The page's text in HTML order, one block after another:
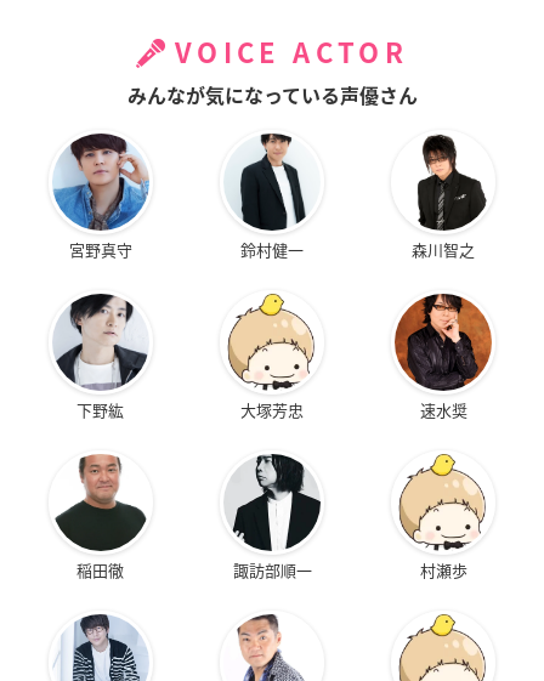
VOICE ACTOR
みんなが気になっている声優さん
宮野真守 鈴村健一 森川智之
下野紘 大塚芳忠 速水奨
稲田徹 諏訪部順一 村瀬歩